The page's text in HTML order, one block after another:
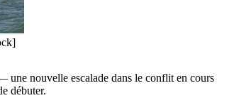
une nouvelle escalade dans le conflit en cours
débuter.